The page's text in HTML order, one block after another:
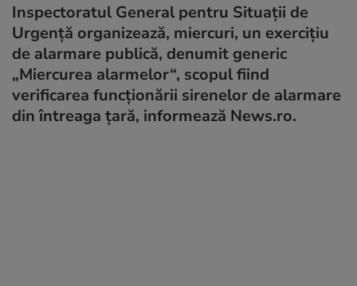
Inspectoratul General pentru Situaţii de
Urgenţă organizează, miercuri, un exerciţiu
de alarmare publică, denumit generic
„Miercurea alarmelor“, scopul fiind
verificarea funcţionării sirenelor de alarmare
din întreaga ţară, informează News.ro.